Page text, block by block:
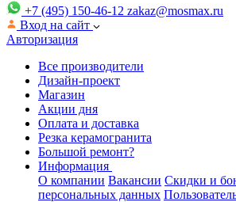
+7 (495) 150-46-12 zakaz@mosmax.ru
Вход на сайт
Авторизация
Все производители
Дизайн-проект
Магазин
Акции дня
Оплата и доставка
Резка керамогранита
Большой ремонт?
Информация
О компании Вакансии Скидки и
персональных данных